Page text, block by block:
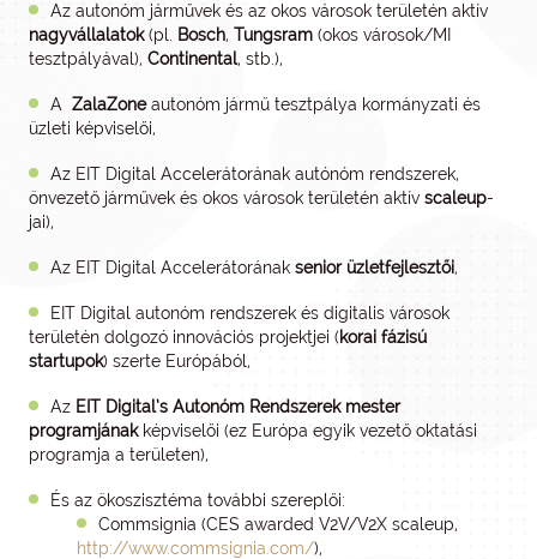
Az autonóm járművek és az okos városok területén aktív
nagyvállalatok(pl. Bosch, Tungsram (okos városok/MI
tesztpályával), Continental, stb.),
A ZalaZoneautonóm jármű tesztpálya kormányzati és
üzleti képviselői,
Az EIT Digital Accelerátorának autónóm rendszerek,
önvezető járművek és okos városok területén aktív scaleup-
jai),
Az EIT Digital Accelerátorának senior üzletfejlesztői,
EIT Digital autonóm rendszerek és digitalis városok
területén dolgozó innovációs projektjei (korai fázisú
startupok) szerte Európából,
Az EIT Digital’s Autonóm Rendszerek mester
programjánakképviselői (ez Európa egyik vezető oktatási
programja a területen),
És az ökoszisztéma további szereplői:
Commsignia (CES awarded V2V/V2X scaleup,
http://www.commsignia.com/),